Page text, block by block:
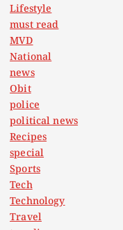
Lifestyle
must read
MVD
National
news
Obit
police
political news
Recipes
special
Sports
Tech
Technology
Travel